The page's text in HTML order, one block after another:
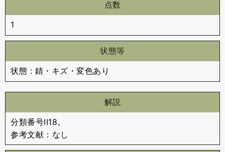
点数
1
状態等
状態 : 錆・キズ・変色あり
解説
分類番号II18。
参考文献：なし